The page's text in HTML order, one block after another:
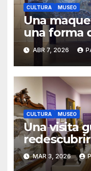
CULTURA MUSEO
Una
una forma
entender
ABR 7, 2026
CULTURA MUSEO
Una visita
mujeres
argentina
MAR 3, 2026